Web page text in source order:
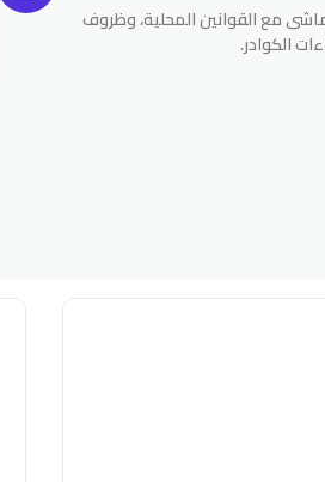
مع القوانين المحلية، وظروف
الكوادر.